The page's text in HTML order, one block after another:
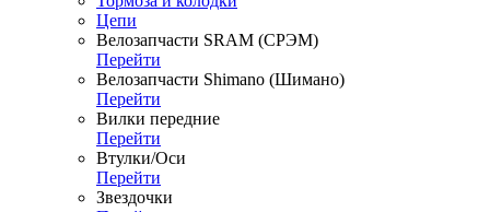
Цепи
Велозапчасти SRAM (СРЭМ)
Перейти
Велозапчасти Shimano (Шимано)
Перейти
Вилки передние
Перейти
Втулки/Оси
Перейти
Звездочки